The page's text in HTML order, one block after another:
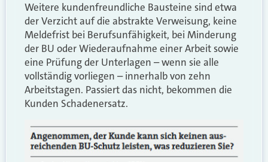
Weitere kundenfreundliche Bausteine sind etwa
der Verzicht auf die abstrakte Verweisung, keine
Meldefrist bei Berufsunfähigkeit, bei Minderung
der BU oder Wiederaufnahme einer Arbeit sowie
eine Prüfung der Unterlagen – wenn sie alle
vollständig vorliegen – innerhalb von zehn
Arbeitstagen. Passiert das nicht, bekommen die
Kunden Schadenersatz.